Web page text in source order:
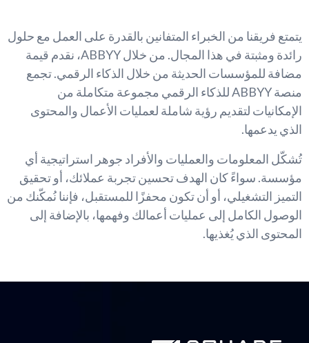
يتمتع فريقنا من الخبراء المتفانين بالقدرة على العمل مع حلول
رائدة ومثبتة في هذا المجال. من خلال ABBYY، نقدم قيمة
مضافة للمؤسسات الحديثة من خلال الذكاء الرقمي. تجمع
منصة ABBYY للذكاء الرقمي مجموعة متكاملة من
الإمكانيات لتقديم رؤية شاملة لعمليات الأعمال والمحتوى
الذي يدعمها.
تُشكّل المعلومات والعمليات والأفراد جوهر استراتيجية أي
مؤسسة. سواءً كان الهدف تحسين تجربة عملائك، أو تحقيق
التميز التشغيلي، أو أن تكون محفزًا للمستقبل، فإننا نُمكّنك من
الوصول الكامل إلى عمليات أعمالك وفهمها، بالإضافة إلى
المحتوى الذي يُغذيها.